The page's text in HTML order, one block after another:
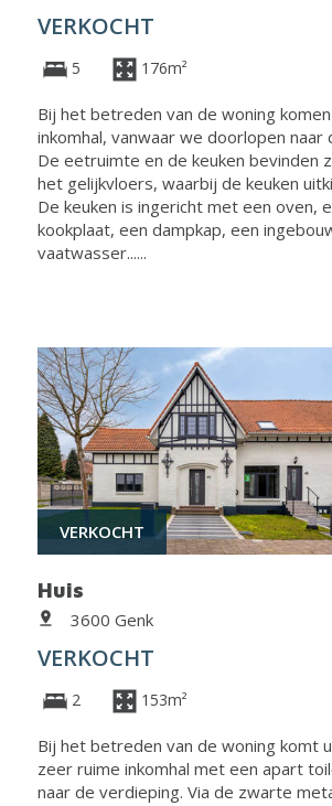
VERKOCHT
5 176m²
Bij het betreden van de woning
inkomhal, vanwaar we doorlopen naar
De eetruimte en de keuken bevinden
het gelijkvloers, waarbij de keuken
De keuken is ingericht met een oven,
kookplaat, een dampkap, een
vaatwasser......
VERKOCHT
Huis
3600 Genk
VERKOCHT
2 153m²
Bij het betreden van de woning komt
zeer ruime inkomhal met een apart
naar de verdieping. Via de zwarte